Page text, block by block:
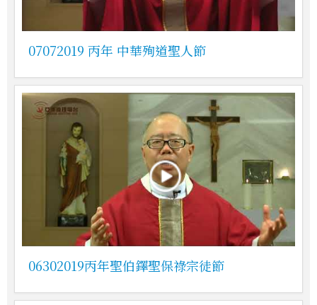
07072019 丙年 中華殉道聖人節
06302019丙年聖伯鐸聖保祿宗徒節